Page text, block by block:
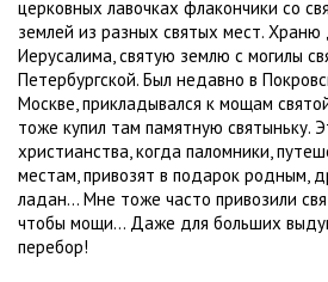
церковных лавочках флакончики со
землей из разных святых мест.
Иерусалима, святую землю с могилы
Петербургской. Был недавно в
Москве, прикладывался к мощам
тоже купил там памятную святыньку.
христианства, когда паломники,
местам, привозят в подарок родным,
ладан... Мне тоже часто привозили
чтобы мощи... Даже для больших
перебор!